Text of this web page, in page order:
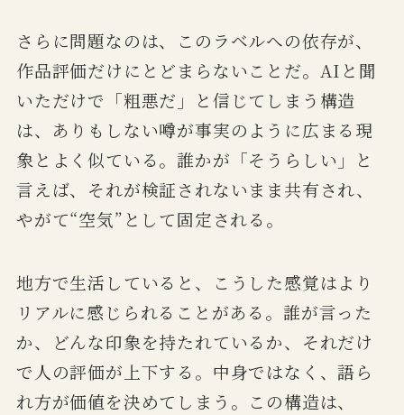
さらに問題なのは、このラベルへの依存が、
作品評価だけにとどまらないことだ。AIと聞
いただけで「粗悪だ」と信じてしまう構造
は、ありもしない噂が事実のように広まる現
象とよく似ている。誰かが「そうらしい」と
言えば、それが検証されないまま共有され、
やがて“空気”として固定される。
地方で生活していると、こうした感覚はより
リアルに感じられることがある。誰が言った
か、どんな印象を持たれているか、それだけ
で人の評価が上下する。中身ではなく、語ら
れ方が価値を決めてしまう。この構造は、